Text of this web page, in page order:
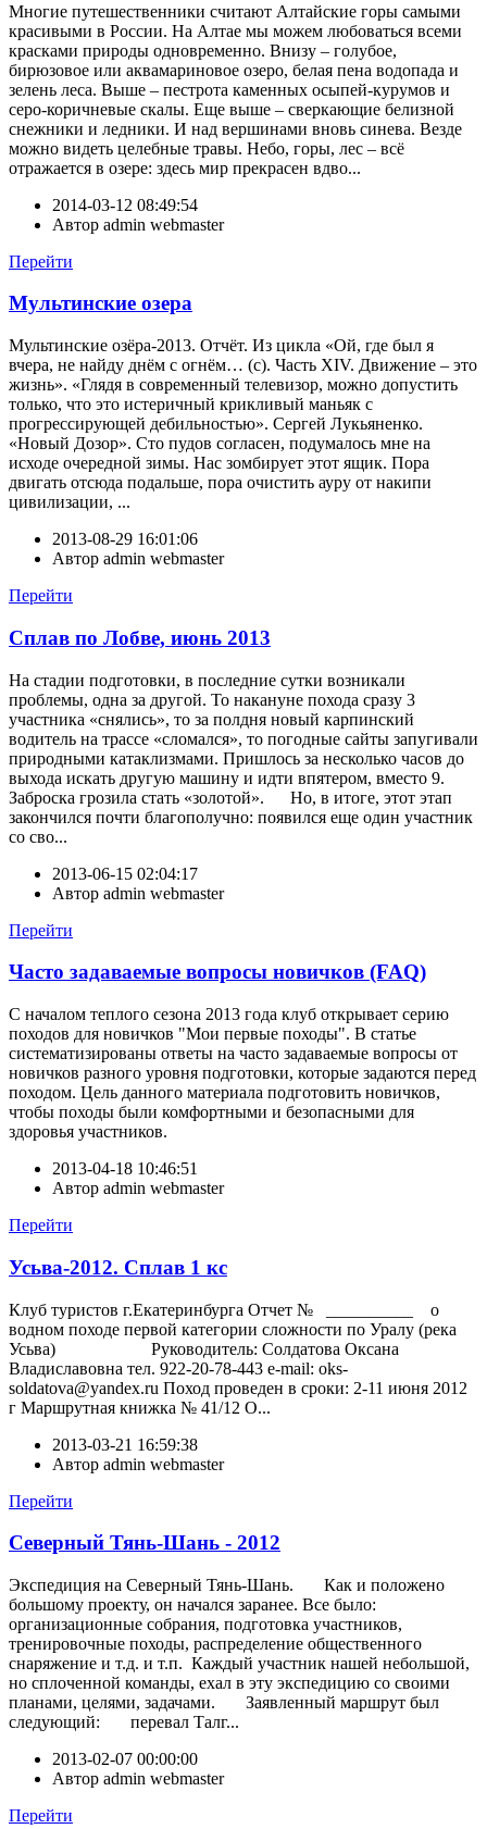
Многие путешественники считают Алтайские горы самыми
красивыми в России. На Алтае мы можем любоваться всеми
красками природы одновременно. Внизу – голубое,
бирюзовое или аквамариновое озеро, белая пена водопада и
зелень леса. Выше – пестрота каменных осыпей-курумов и
серо-коричневые скалы. Еще выше – сверкающие белизной
снежники и ледники. И над вершинами вновь синева. Везде
можно видеть целебные травы. Небо, горы, лес – всё
отражается в озере: здесь мир прекрасен вдво...
2014-03-12 08:49:54
Автор admin webmaster
Перейти
Мультинские озера
Мультинские озёра-2013. Отчёт. Из цикла «Ой, где был я
вчера, не найду днём с огнём… (с). Часть XIV. Движение – это
жизнь». «Глядя в современный телевизор, можно допустить
только, что это истеричный крикливый маньяк с
прогрессирующей дебильностью». Сергей Лукьяненко.
«Новый Дозор». Сто пудов согласен, подумалось мне на
исходе очередной зимы. Нас зомбирует этот ящик. Пора
двигать отсюда подальше, пора очистить ауру от накипи
цивилизации, ...
2013-08-29 16:01:06
Автор admin webmaster
Перейти
Сплав по Лобве, июнь 2013
На стадии подготовки, в последние сутки возникали
проблемы, одна за другой. То накануне похода сразу 3
участника «снялись», то за полдня новый карпинский
водитель на трассе «сломался», то погодные сайты запугивали
природными катаклизмами. Пришлось за несколько часов до
выхода искать другую машину и идти впятером, вместо 9.
Заброска грозила стать «золотой». Но, в итоге, этот этап
закончился почти благополучно: появился еще один участник
со сво...
2013-06-15 02:04:17
Автор admin webmaster
Перейти
Часто задаваемые вопросы новичков (FAQ)
С началом теплого сезона 2013 года клуб открывает серию
походов для новичков "Мои первые походы". В статье
систематизированы ответы на часто задаваемые вопросы от
новичков разного уровня подготовки, которые задаются перед
походом. Цель данного материала подготовить новичков,
чтобы походы были комфортными и безопасными для
здоровья участников.
2013-04-18 10:46:51
Автор admin webmaster
Перейти
Усьва-2012. Сплав 1 кс
Клуб туристов г.Екатеринбурга Отчет № __________ о
водном походе первой категории сложности по Уралу (река
Усьва) Руководитель: Солдатова Оксана
Владиславовна тел. 922-20-78-443 e-mail: oks-
soldatova@yandex.ru Поход проведен в сроки: 2-11 июня 2012
г Маршрутная книжка № 41/12 О...
2013-03-21 16:59:38
Автор admin webmaster
Перейти
Северный Тянь-Шань - 2012
Экспедиция на Северный Тянь-Шань. Как и положено
большому проекту, он начался заранее. Все было:
организационные собрания, подготовка участников,
тренировочные походы, распределение общественного
снаряжение и т.д. и т.п. Каждый участник нашей небольшой,
но сплоченной команды, ехал в эту экспедицию со своими
планами, целями, задачами. Заявленный маршрут был
следующий: перевал Талг...
2013-02-07 00:00:00
Автор admin webmaster
Перейти